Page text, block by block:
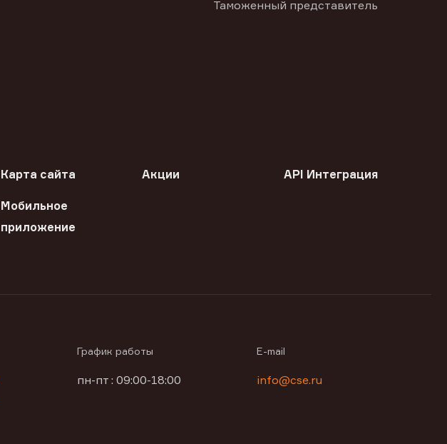
Таможенный представитель
Карта сайта Акции API Интеграция
Мобильное
приложение
График работы
пн-пт : 09:00-18:00
E-mail
info@cse.ru